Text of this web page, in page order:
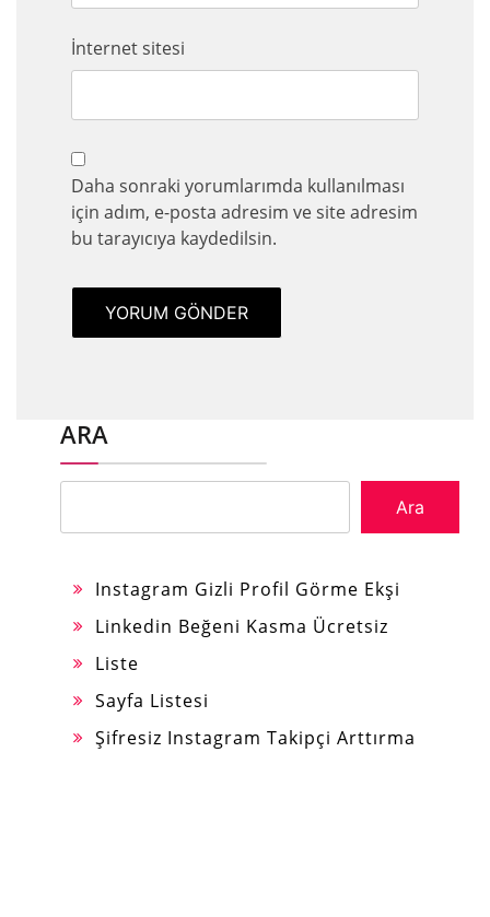
İnternet sitesi
Daha sonraki yorumlarımda kullanılması
için adım, e-posta adresim ve site adresim
bu tarayıcıya kaydedilsin.
ARA
Ara
Instagram Gizli Profil Görme Ekşi
Linkedin Beğeni Kasma Ücretsiz
Liste
Sayfa Listesi
Şifresiz Instagram Takipçi Arttırma